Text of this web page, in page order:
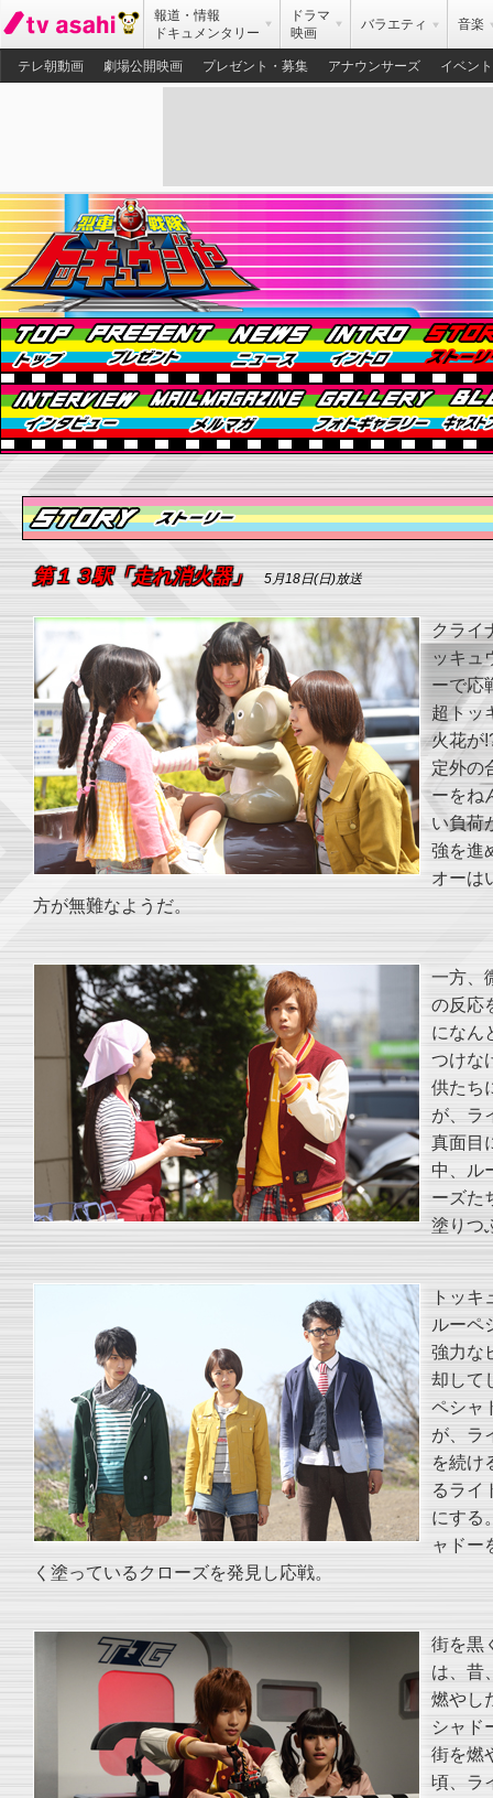
報道・情報
ドキュメンタリー
ドラマ
映画
バラエティ 音楽
テレ朝動画 劇場公開映画 プレゼント・募集 アナウンサーズ イベント
トップ プレゼントニュース イント
インタビュー メルマガ フォ
第１３駅「走れ消火器」 5月18日(日)放送
クライ
ッキュ
ーで応
超トッ
火花が
定外の
ーをね
い負荷
強を進
オーは
方が無難なようだ。
一方、
の反応
になん
つけな
供たち
が、ラ
真面目
中、ル
ーズた
塗りつ
トッ
ルーペ
強力な
却して
ペシャ
が、ラ
を続け
るライ
にする
ャドー
く塗っているクローズを発見し応戦。
街を黒
は、昔
燃やし
シャド
街を燃
頃、ラ